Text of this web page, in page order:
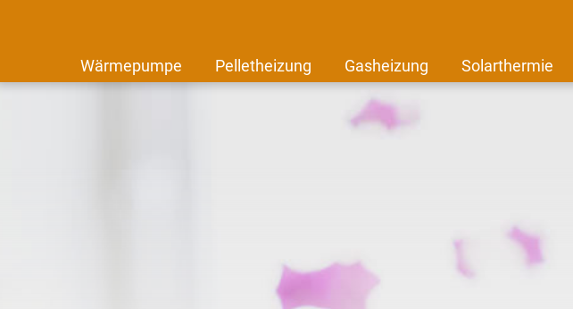
Wärmepumpe Pelletheizung Gasheizung Solarthermie